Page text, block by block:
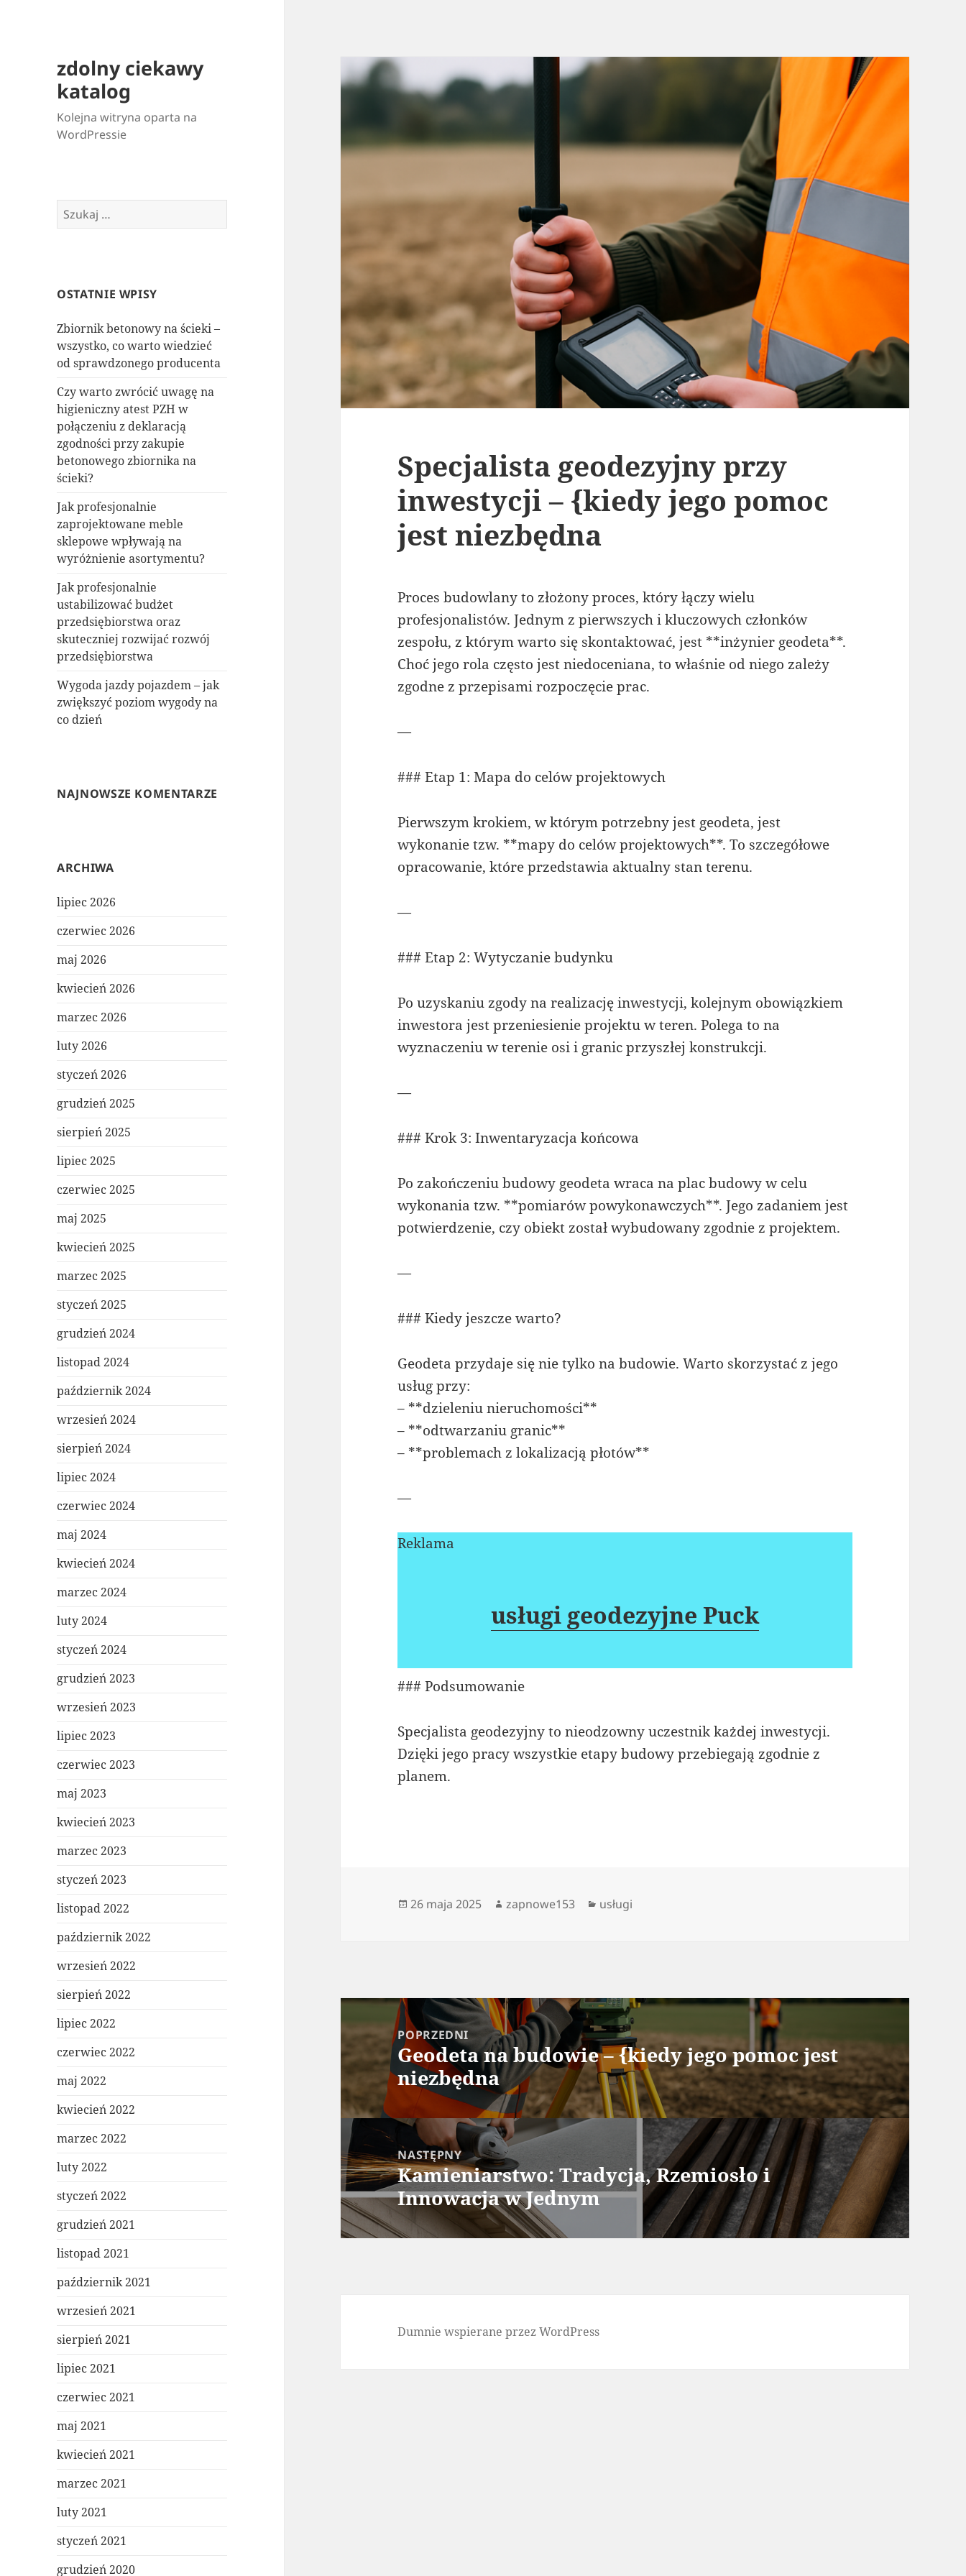
zdolny ciekawy
katalog
Kolejna witryna oparta na
WordPressie
Szukaj:
OSTATNIE WPISY
Zbiornik betonowy na ścieki –
wszystko, co warto wiedzieć
od sprawdzonego producenta
Czy warto zwrócić uwagę na
higieniczny atest PZH w
połączeniu z deklaracją
zgodności przy zakupie
betonowego zbiornika na
ścieki?
Jak profesjonalnie
zaprojektowane meble
sklepowe wpływają na
wyróżnienie asortymentu?
Jak profesjonalnie
ustabilizować budżet
przedsiębiorstwa oraz
skuteczniej rozwijać rozwój
przedsiębiorstwa
Wygoda jazdy pojazdem – jak
zwiększyć poziom wygody na
co dzień
NAJNOWSZE KOMENTARZE
ARCHIWA
lipiec 2026
czerwiec 2026
maj 2026
kwiecień 2026
marzec 2026
luty 2026
styczeń 2026
grudzień 2025
sierpień 2025
lipiec 2025
czerwiec 2025
maj 2025
kwiecień 2025
marzec 2025
styczeń 2025
grudzień 2024
listopad 2024
październik 2024
wrzesień 2024
sierpień 2024
lipiec 2024
czerwiec 2024
maj 2024
kwiecień 2024
marzec 2024
luty 2024
styczeń 2024
grudzień 2023
wrzesień 2023
lipiec 2023
czerwiec 2023
maj 2023
kwiecień 2023
marzec 2023
styczeń 2023
listopad 2022
październik 2022
wrzesień 2022
sierpień 2022
lipiec 2022
czerwiec 2022
maj 2022
kwiecień 2022
marzec 2022
luty 2022
styczeń 2022
grudzień 2021
listopad 2021
październik 2021
wrzesień 2021
sierpień 2021
lipiec 2021
czerwiec 2021
maj 2021
kwiecień 2021
marzec 2021
luty 2021
styczeń 2021
grudzień 2020
Specjalista geodezyjny przy
inwestycji – {kiedy jego pomoc
jest niezbędna
Proces budowlany to złożony proces, który łączy wielu
profesjonalistów. Jednym z pierwszych i kluczowych członków
zespołu, z którym warto się skontaktować, jest **inżynier geodeta**.
Choć jego rola często jest niedoceniana, to właśnie od niego zależy
zgodne z przepisami rozpoczęcie prac.
—
### Etap 1: Mapa do celów projektowych
Pierwszym krokiem, w którym potrzebny jest geodeta, jest
wykonanie tzw. **mapy do celów projektowych**. To szczegółowe
opracowanie, które przedstawia aktualny stan terenu.
—
### Etap 2: Wytyczanie budynku
Po uzyskaniu zgody na realizację inwestycji, kolejnym obowiązkiem
inwestora jest przeniesienie projektu w teren. Polega to na
wyznaczeniu w terenie osi i granic przyszłej konstrukcji.
—
### Krok 3: Inwentaryzacja końcowa
Po zakończeniu budowy geodeta wraca na plac budowy w celu
wykonania tzw. **pomiarów powykonawczych**. Jego zadaniem jest
potwierdzenie, czy obiekt został wybudowany zgodnie z projektem.
—
### Kiedy jeszcze warto?
Geodeta przydaje się nie tylko na budowie. Warto skorzystać z jego
usług przy:
– **dzieleniu nieruchomości**
– **odtwarzaniu granic**
– **problemach z lokalizacją płotów**
—
Reklama
usługi geodezyjne Puck
### Podsumowanie
Specjalista geodezyjny to nieodzowny uczestnik każdej inwestycji.
Dzięki jego pracy wszystkie etapy budowy przebiegają zgodnie z
planem.
Data
26 maja 2025 Autor
zapnowe153 Kategorie
usługi
Nawigacja
wpisu
POPRZEDNI
Poprzedni
wpis:
Geodeta na budowie – {kiedy jego pomoc jest
niezbędna
NASTĘPNY
Następny
wpis:
Kamieniarstwo: Tradycja, Rzemiosło i
Innowacja w Jednym
Dumnie wspierane przez WordPress